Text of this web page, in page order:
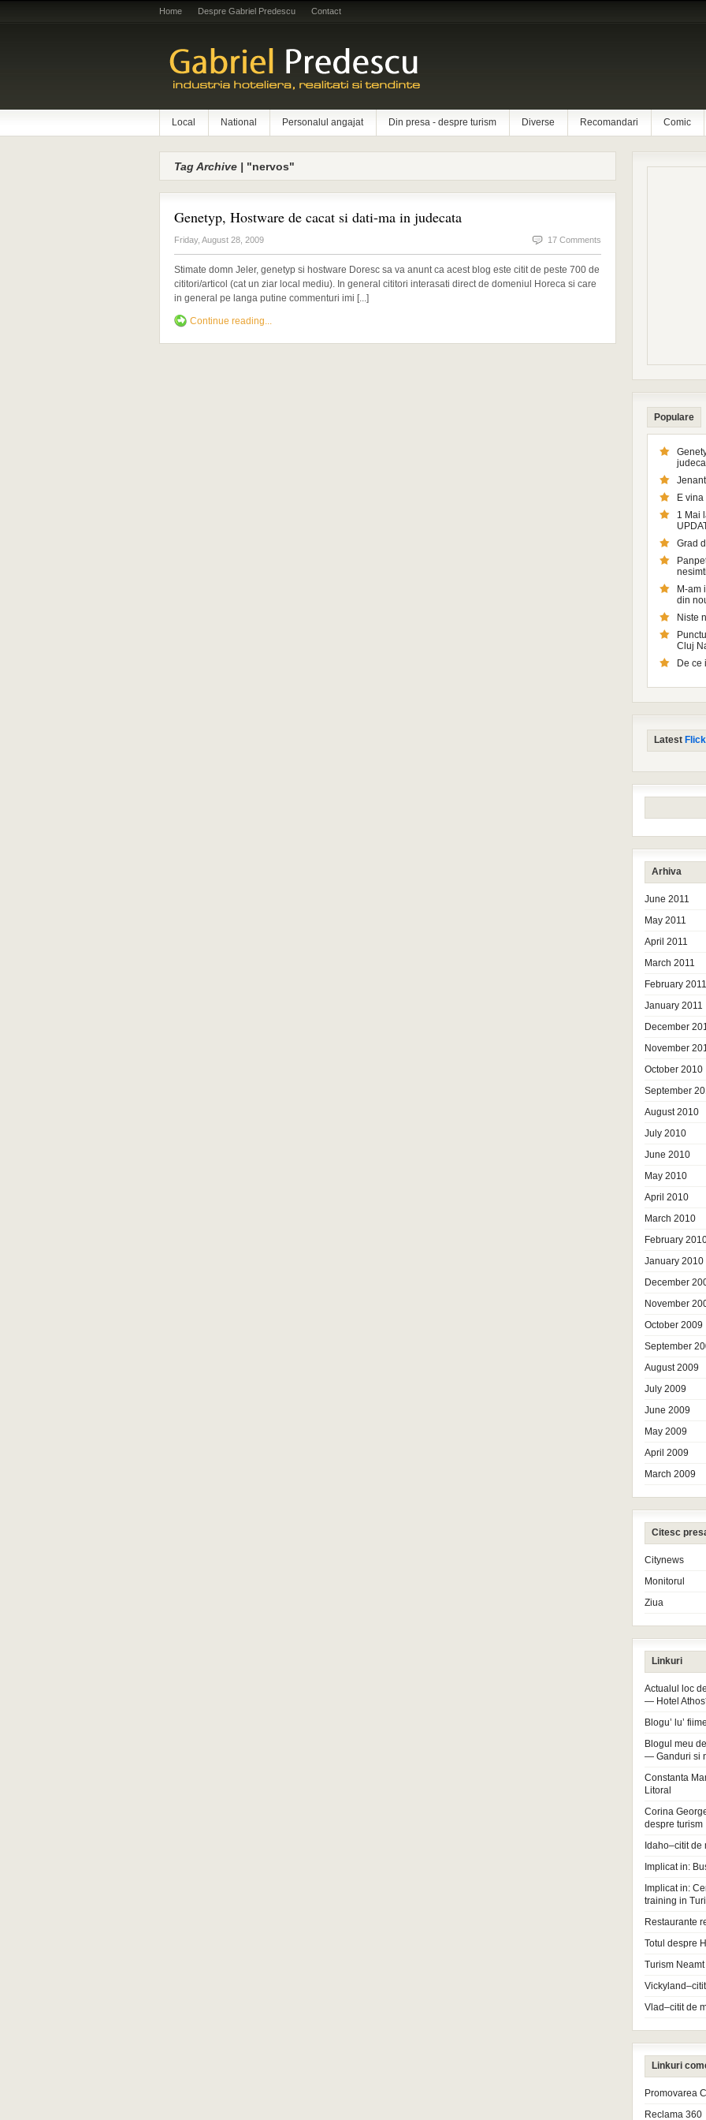
Home Despre Gabriel Predescu Contact
Local National Personalul angajat Din presa - despre turism Diverse Recomandari Comic
Tag Archive | "nervos"
Genetyp, Hostware de cacat si dati-ma in judecata
Friday, August 28, 2009 17 Comments
Stimate domn Jeler, genetyp si hostware Doresc sa va anunt ca acest blog este citit de peste 700 de
cititori/articol (cat un ziar local mediu). In general cititori interasati direct de domeniul Horeca si care
in general pe langa putine commenturi imi [...]
Continue reading...
Populare
E
1 Mai
Grad
M-am
din
Niste
Cluj
De ce
Latest Flick
Arhiva
June 2011
May 2011
April 2011
March 2011
February 2011
January 2011
December
November
October 2010
September
August 2010
July 2010
June 2010
May 2010
April 2010
March 2010
February
January 2010
December
November
October 2009
September
August 2009
July 2009
June 2009
May 2009
April 2009
March 2009
Citesc
Citynews
Monitorul
Ziua
Linkuri
Actualul loc
— Hotel
Blogu’ lu’
Blogul meu
— Ganduri si
Constanta
Litoral
Corina
despre turism
Idaho–citit de
Implicat in:
Implicat in:
training in
Restaurante
Totul despre
Turism Neamt
Vlad–citit de
Linkuri
Promovarea
Reclama 360